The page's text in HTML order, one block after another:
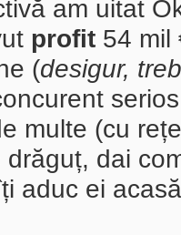
am uitat
profit 54 mil
(desigur,
multe (cu
dai
aduc ei